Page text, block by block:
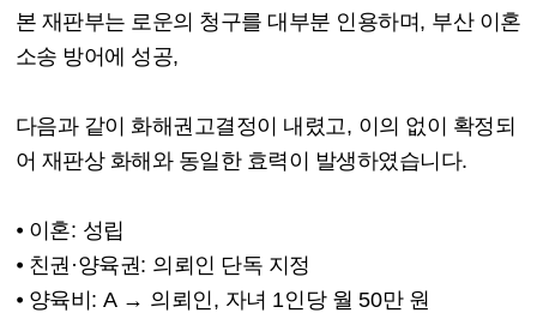
본 재판부는 로운의 청구를 대부분 인용하며, 부산 이혼
소송 방어에 성공,
다음과 같이 화해권고결정이 내렸고 , 이의 없이 확정되
어 재판상 화해와 동일한 효력이 발생하였습니다.
⦁ 이혼: 성립
⦁ 친권 ·양육권: 의뢰인 단독 지정
⦁ 양육비: A → 의뢰인 , 자녀 1인당 월 50만 원